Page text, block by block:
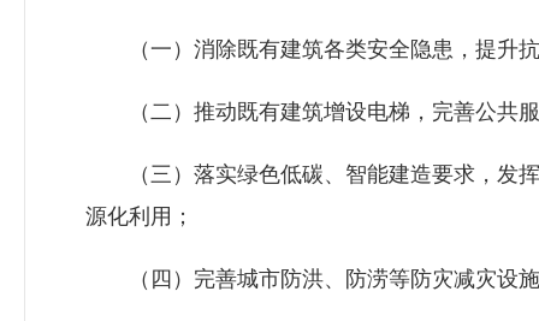
（一）消除既有建筑各类安全隐患，提升抗
（二）推动既有建筑增设电梯，完善公共服
（三）落实绿色低碳、智能建造要求，发挥
源化利用；
（四）完善城市防洪、防涝等防灾减灾设施